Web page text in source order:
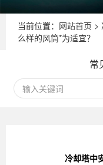
当前位置： 网站首页 >
么样的风筒*为适宜？
常
冷却塔中